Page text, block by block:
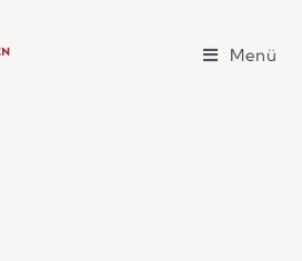
Menü